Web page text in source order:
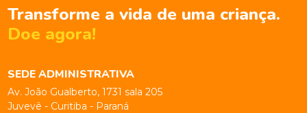
Transforme a vida de uma criança.
Doe agora!
SEDE ADMINISTRATIVA
Av. João Gualberto, 1731 sala 205
Juvevê - Curitiba - Paraná